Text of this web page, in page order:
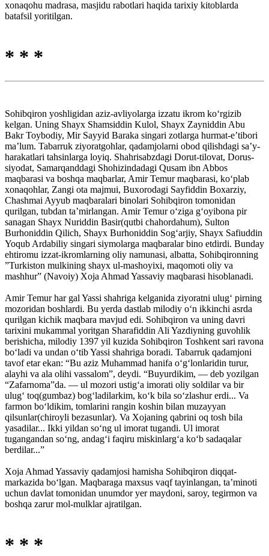
xonaqohu madrasa, masjidu rabotlari haqida tarixiy kitoblarda
batafsil yoritilgan.
* * *
Sohibqiron yoshligidan aziz-avliyolarga izzatu ikrom ko‘rgizib
kelgan. Uning Shayx Shamsiddin Kulol, Shayx Zayniddin Abu
Bakr Toybodiy, Mir Sayyid Baraka singari zotlarga hurmat-e’tibori
ma’lum. Tabarruk ziyoratgohlar, qadamjolarni obod qilishdagi sa’y-
harakatlari tahsinlarga loyiq. Shahrisabzdagi Dorut-tilovat, Dorus-
siyodat, Samarqanddagi Shohizindadagi Qusam ibn Abbos
maqbarasi va boshqa maqbarlar, Amir Temur maqbarasi, ko‘plab
xonaqohlar, Zangi ota majmui, Buxorodagi Sayfiddin Boxarziy,
Chashmai Ayyub maqbaralari binolari Sohibqiron tomonidan
qurilgan, tubdan ta’mirlangan. Amir Temur o‘ziga g‘oyibona pir
sanagan Shayx Nuriddin Basir(qutbi chahordahum), Sulton
Burhoniddin Qilich, Shayx Burhoniddin Sog‘arjiy, Shayx Safiuddin
Yoqub Ardabiliy singari siymolarga maqbaralar bino etdirdi. Bunday
ehtiromu izzat-ikromlarning oliy namunasi, albatta, Sohibqironning
”Turkiston mulkining shayx ul-mashoyixi, maqomoti oliy va
mashhur” (Navoiy) Xoja Ahmad Yassaviy maqbarasi hisoblanadi.
Amir Temur har gal Yassi shahriga kelganida ziyoratni ulug‘ pirning
mozoridan boshlardi. Bu yerda dastlab milodiy o‘n ikkinchi asrda
qurilgan kichik maqbara mavjud edi. Sohibqiron va uning davri
tarixini mukammal yoritgan Sharafiddin Ali Yazdiyning guvohlik
berishicha, milodiy 1397 yil kuzida Sohibqiron Toshkent sari ravona
bo‘ladi va undan o‘tib Yassi shahriga boradi. Tabarruk qadamjoni
tavof etar ekan: “Bu aziz Muhammad hanifa o‘g‘lonlaridin turur,
alayhi va ala olihi vassalom”, deydi. “Buyurdikim, — deb yozilgan
“Zafarnoma”da. — ul mozori ustig‘a imorati oliy soldilar va bir
ulug‘ toq(gumbaz) bog‘ladilarkim, ko‘k bila so‘zlashur erdi... Va
farmon bo‘ldikim, tomlarini rangin koshin bilan muzayyan
qilsunlar(chiroyli bezasunlar). Va Xojaning qabrini oq tosh bila
yasadilar... Ikki yildan so‘ng ul imorat tugandi. Ul imorat
tugangandan so‘ng, andag‘i faqiru miskinlarg‘a ko‘b sadaqalar
berdilar...”
Xoja Ahmad Yassaviy qadamjosi hamisha Sohibqiron diqqat-
markazida bo‘lgan. Maqbaraga maxsus vaqf tayinlangan, ta’minoti
uchun davlat tomonidan unumdor yer maydoni, saroy, tegirmon va
boshqa zarur mol-mulklar ajratilgan.
* * *